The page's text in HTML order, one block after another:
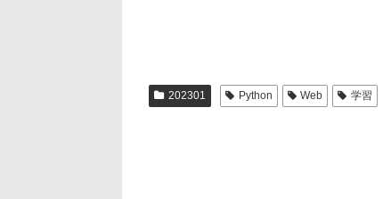
202301 Python Web 学習